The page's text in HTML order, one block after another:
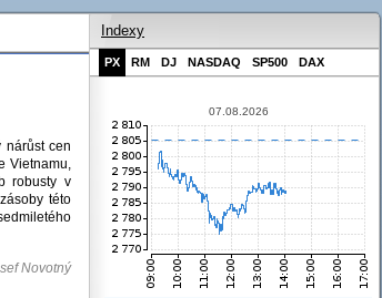
nárůst cen
Vietnamu,
robusty v
této
Novotný
Indexy
PX RM DJ NASDAQ SP500 DAX
07.08.2026